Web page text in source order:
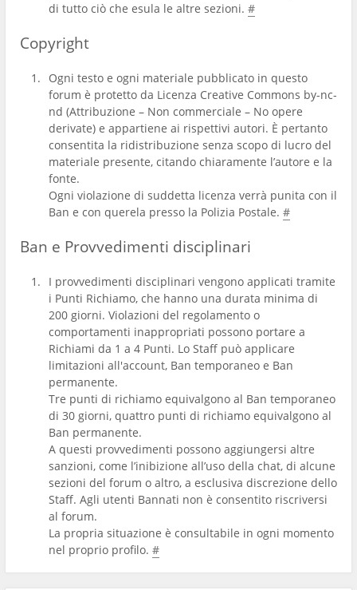
di tutto ciò che esula le altre sezioni. #
Copyright
Ogni testo e ogni materiale pubblicato in questo
forum è protetto da Licenza Creative Commons by-nc-
nd (Attribuzione – Non commerciale – No opere
derivate) e appartiene ai rispettivi autori. È pertanto
consentita la ridistribuzione senza scopo di lucro del
materiale presente, citando chiaramente l’autore e la
fonte.
Ogni violazione di suddetta licenza verrà punita con il
Ban e con querela presso la Polizia Postale. #
Ban e Provvedimenti disciplinari
I provvedimenti disciplinari vengono applicati tramite
i Punti Richiamo, che hanno una durata minima di
200 giorni. Violazioni del regolamento o
comportamenti inappropriati possono portare a
Richiami da 1 a 4 Punti. Lo Staff può applicare
limitazioni all'account, Ban temporaneo e Ban
permanente.
Tre punti di richiamo equivalgono al Ban temporaneo
di 30 giorni, quattro punti di richiamo equivalgono al
Ban permanente.
A questi provvedimenti possono aggiungersi altre
sanzioni, come l’inibizione all’uso della chat, di alcune
sezioni del forum o altro, a esclusiva discrezione dello
Staff. Agli utenti Bannati non è consentito riscriversi
al forum.
La propria situazione è consultabile in ogni momento
nel proprio profilo. #